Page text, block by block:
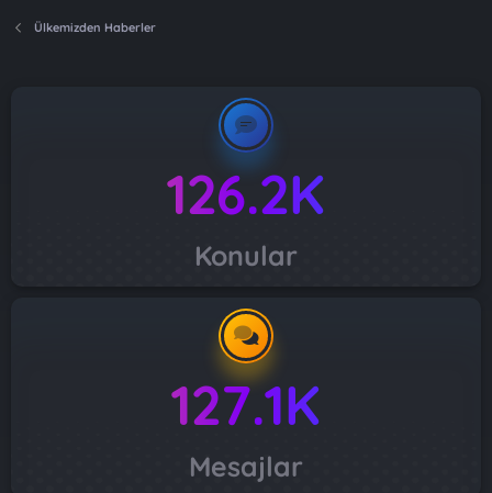
Ülkemizden Haberler
126.2K
Konular
127.1K
Mesajlar